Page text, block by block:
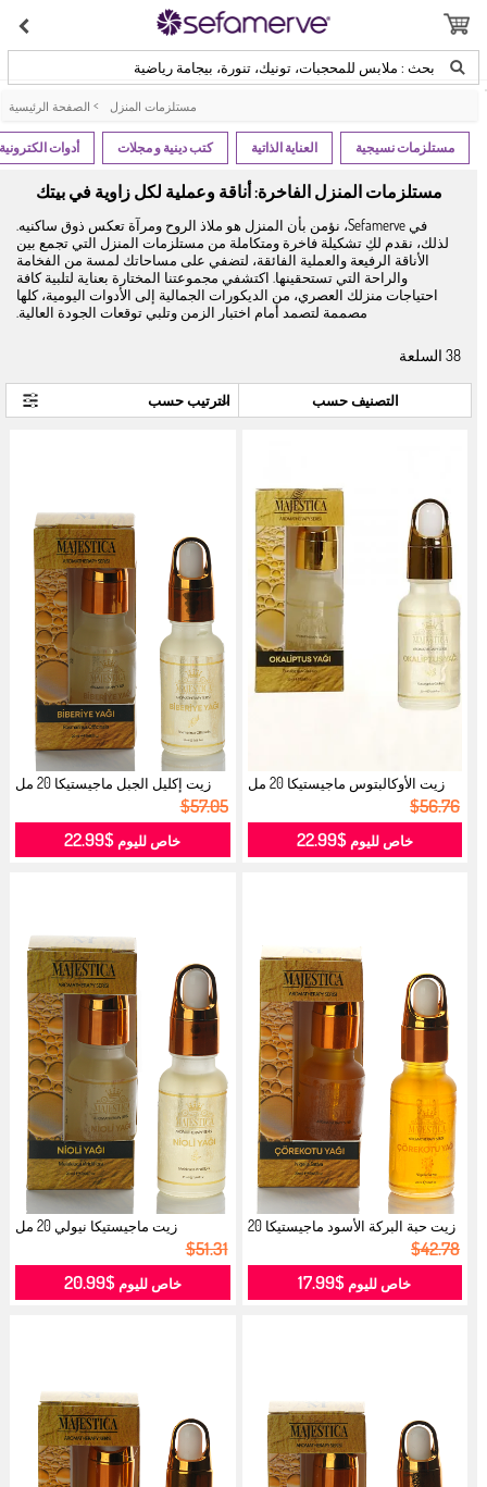
بحث : ملابس للمحجبات، تونيك، تنورة، بيجامة رياضية
الصفحة الرئيسية > مستلزمات المنزل
مستلزمات نسيجية العناية الذاتية كتب دينية و مجلات أدوات
مستلزمات المنزل الفاخرة: أناقة وعملية لكل زاوية في بيتك
في Sefamerve، نؤمن بأن المنزل هو ملاذ الروح ومرآة تعكس ذوق ساكنيه.
لذلك، نقدم لكِ تشكيلة فاخرة ومتكاملة من مستلزمات المنزل التي تجمع بين
الأناقة الرفيعة والعملية الفائقة، لتضفي على مساحاتك لمسة من الفخامة
والراحة التي تستحقينها. اكتشفي مجموعتنا المختارة بعناية لتلبية كافة
احتياجات منزلك العصري، من الديكورات الجمالية إلى الأدوات اليومية، كلها
مصممة لتصمد أمام اختبار الزمن وتلبي توقعات الجودة العالية.
38السلعة
التصنيف حسب
زيت الأوكالبتوس ماجيستيكا 20 مل
$56.76
خاص لليوم$22.99
زيت إكليل الجبل ماجيستيكا 20 مل
$57.05
خاص لليوم $22.99
زيت حبة البركة الأسود ماجيستيكا 20
$42.78
خاص لليوم $17.99
زيت ماجيستيكا نيولي 20 مل
$51.31
خاص لليوم$20.99